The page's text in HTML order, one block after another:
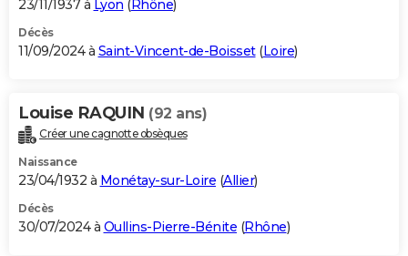
23/11/1937 à Lyon ( Rhône)
Décès
11/09/2024 à Saint-Vincent-de-Boisset(Loire)
Louise RAQUIN (92 ans)
Créer une cagnotte obsèques
Naissance
23/04/1932 à Monétay-sur-Loire (Allier)
Décès
30/07/2024 à Oullins-Pierre-Bénite (Rhône)